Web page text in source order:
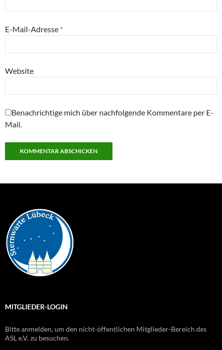
E-Mail-Adresse *
Website
Benachrichtige mich über nachfolgende Kommentare per E-
Mail.
MITGLIEDER-LOGIN
Bitte anmelden, um den nicht-öffentlichen Mitglieder-Bereich des
ASL e.V. zu besuchen.